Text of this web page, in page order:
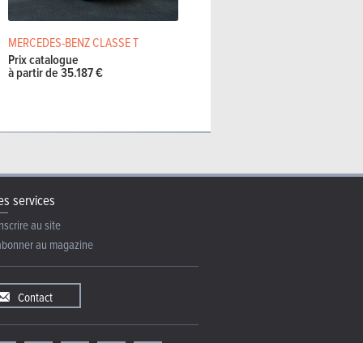
MERCEDES-BENZ CLASSE T
Prix catalogue
à partir de 35.187 €
services
au site
au magazine
Contact